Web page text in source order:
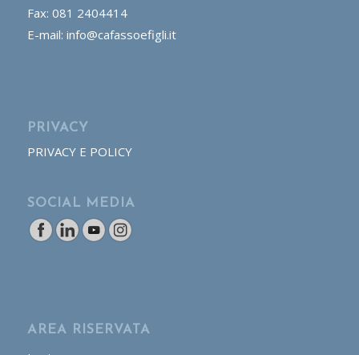
Fax: 081 2404414
E-mail: info@cafassoefigli.it
PRIVACY
PRIVACY E POLICY
SOCIAL MEDIA
AREA RISERVATA